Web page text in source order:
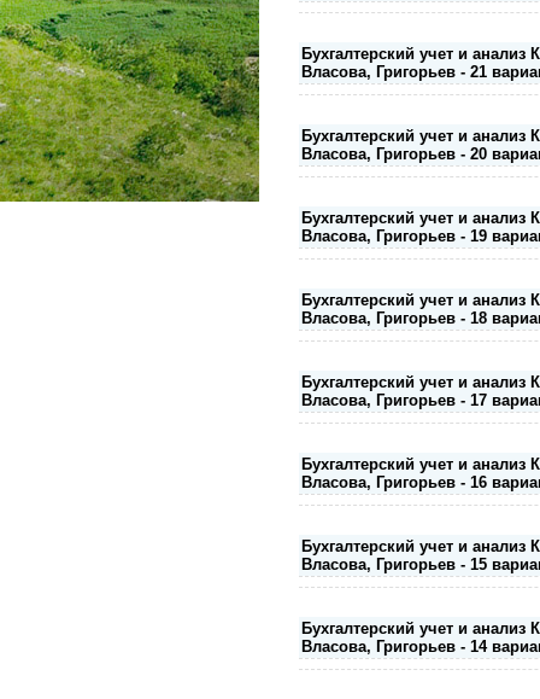
Бухгалтерский учет и
Власова, Григорьев - 21
Бухгалтерский учет и
Власова, Григорьев - 20
Бухгалтерский учет и
Власова, Григорьев - 19
Бухгалтерский учет и
Власова, Григорьев - 18
Бухгалтерский учет и
Власова, Григорьев - 17
Бухгалтерский учет и
Власова, Григорьев - 16
Бухгалтерский учет и
Власова, Григорьев - 15
Бухгалтерский учет и
Власова, Григорьев - 14